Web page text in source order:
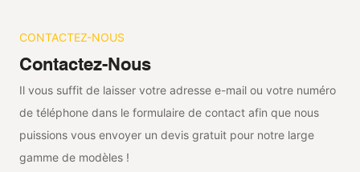
CONTACTEZ-NOUS
Contactez-Nous
Il vous suffit de laisser votre adresse e-mail ou votre numéro
de téléphone dans le formulaire de contact afin que nous
puissions vous envoyer un devis gratuit pour notre large
gamme de modèles !